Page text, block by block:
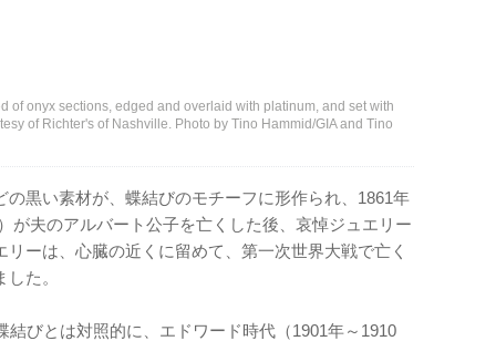
of onyx sections, edged and overlaid with platinum, and set with
of Richter's of Nashville. Photo by Tino Hammid/GIA and Tino
黒い素材が、蝶結びのモチーフに形作られ、1861年
が夫のアルバート公子を亡くした後、哀悼ジュエリー
ーは、心臓の近くに留めて、第一次世界大戦で亡く
た。
びとは対照的に、エドワード時代（1901年～1910